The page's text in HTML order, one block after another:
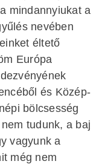
mindannyiukat a
nevében
éltető
Európa
és Közép-
bölcsesség
tudunk, a baj
vagyunk a
még nem